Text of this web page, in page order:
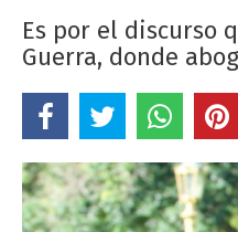
Es por el discurso
Guerra, donde